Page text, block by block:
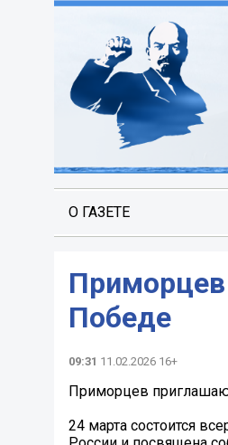
О ГАЗЕТЕ
Приморцев
Победе
09:31 11.02.2026 16+
Приморцев
24 марта состоится